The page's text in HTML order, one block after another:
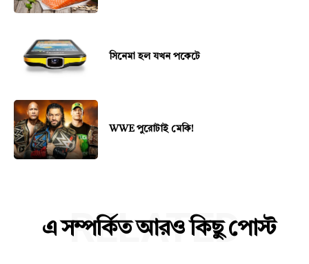
সিনেমা হল যখন পকেটে
WWE পুরোটাই মেকি!
এ সম্পর্কিত আরও কিছু পোস্ট
RELATED